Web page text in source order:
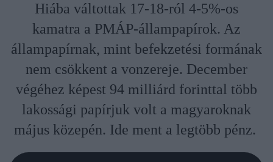
Hiába váltottak 17-18-ról 4-5%-os
kamatra a PMÁP-állampapírok. Az
állampapírnak, mint befekzetési formának
nem csökkent a vonzereje. December
végéhez képest 94 milliárd forinttal több
lakossági papírjuk volt a magyaroknak
május közepén. Ide ment a legtöbb pénz.